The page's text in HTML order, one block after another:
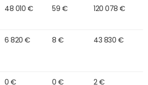
48 010 € 59 € 120 078 €
6 820 € 8 € 43 830 €
0 € 0 € 2 €